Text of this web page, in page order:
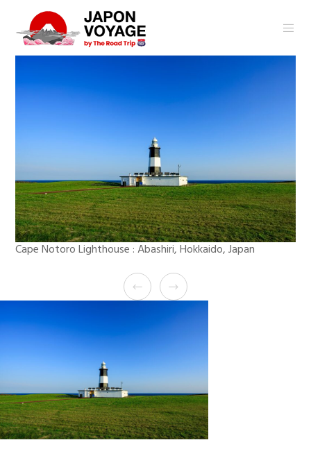
Cape Notoro Lighthouse : Abashiri, Hokkaido, Japan